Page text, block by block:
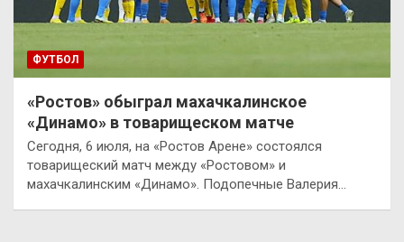
ФУТБОЛ
«Ростов» обыграл махачкалинское
«Динамо» в товарищеском матче
Сегодня, 6 июля, на «Ростов Арене» состоялся
товарищеский матч между «Ростовом» и
махачкалинским «Динамо». Подопечные Валерия…